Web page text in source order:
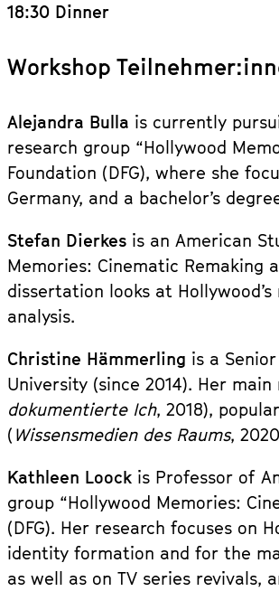
18:30 Dinner
Workshop
Alejandra Bulla is currently
research group “Hollywood
Foundation (DFG), where she
Germany, and a bachelor’s
Stefan Dierkes is an American
Memories: Cinematic Remaking
dissertation looks at
analysis.
Christine Hämmerling is a
University (since 2014). Her
dokumentierte Ich, 2018),
( Wissensmedien des Raums,
Kathleen Loock is Professor of
group “Hollywood Memories:
(DFG). Her research focuses on
identity formation and for the
as well as on TV series revivals,